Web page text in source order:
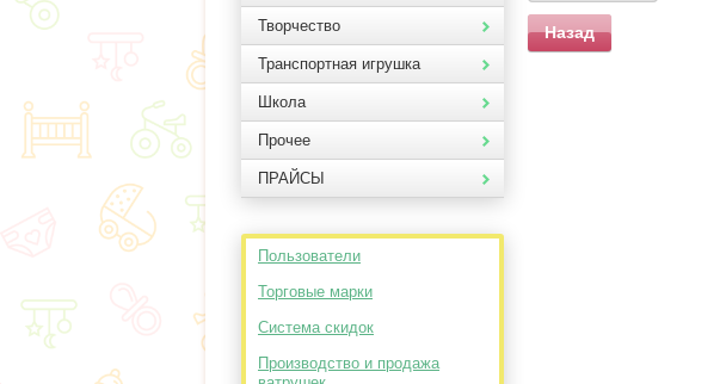
Творчество
Транспортная игрушка
Школа
Прочее
ПРАЙСЫ
Пользователи
Торговые марки
Система скидок
Производство и продажа
Назад